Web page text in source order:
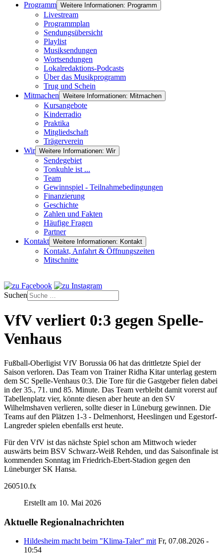
Programm Weitere Informationen: Programm
Livestream
Programmplan
Sendungsübersicht
Playlist
Musiksendungen
Wortsendungen
Lokalredaktions-Podcasts
Über das Musikprogramm
Trug und Schein
Mitmachen Weitere Informationen: Mitmachen
Kursangebote
Kinderradio
Praktika
Mitgliedschaft
Trägerverein
Wir Weitere Informationen: Wir
Sendegebiet
Tonkuhle ist ...
Team
Gewinnspiel - Teilnahmebedingungen
Finanzierung
Geschichte
Zahlen und Fakten
Häufige Fragen
Partner
Kontakt Weitere Informationen: Kontakt
Kontakt, Anfahrt & Öffnungszeiten
Mitschnitte
Suchen
VfV verliert 0:3 gegen Spelle-
Venhaus
Fußball-Oberligist VfV Borussia 06 hat das drittletzte Spiel der
Saison verloren. Das Team von Trainer Ridha Kitar unterlag gestern
dem SC Spelle-Venhaus 0:3. Die Tore für die Gastgeber fielen dabei
in der 35., 71. und 85. Minute. Das Team verbleibt damit vorerst auf
Tabellenplatz vier, könnte diesen aber heute an den SV
Wilhelmshaven verlieren, sollte dieser in Lüneburg gewinnen. Die
Teams auf den Plätzen 1-3 - Delmenhorst, Heeslingen und Egestorf-
Langreder spielen ebenfalls erst heute.
Für den VfV ist das nächste Spiel schon am Mittwoch wieder
auswärts beim BSV Schwarz-Weiß Rehden, und das Saisonfinale ist
kommenden Sonntag im Friedrich-Ebert-Stadion gegen den
Lüneburger SK Hansa.
260510.fx
Erstellt am 10. Mai 2026
Aktuelle Regionalnachrichten
Hildesheim macht beim "Klima-Taler" mit Fr, 07.08.2026 -
10:54